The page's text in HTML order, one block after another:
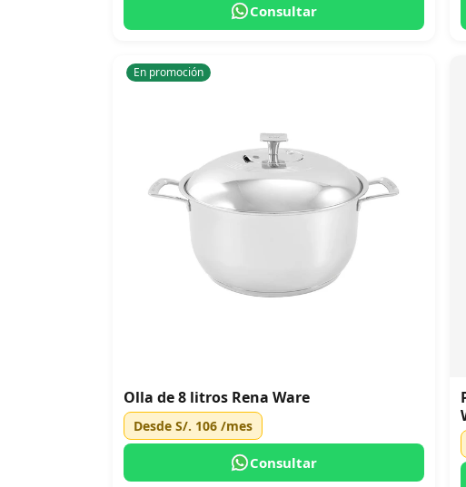
Consultar
En promoción
Olla de 8 litros Rena Ware
Desde S/. 106 /mes
Consultar